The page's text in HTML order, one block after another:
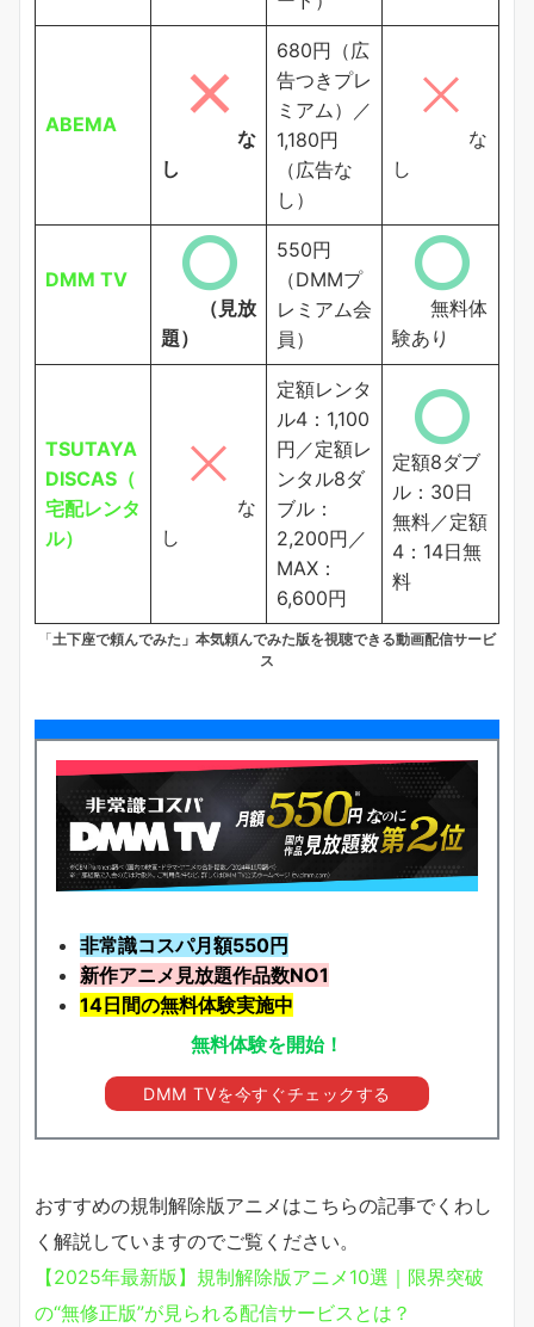
ABEMA
な
し
680円（広
告つきプレ
ミアム）／
1,180円
（広告な
し）
な
し
DMM TV
（見放
題）
550円
（DMMプ
レミアム会
員）
無料体
験あり
TSUTAYA
DISCAS（
宅配レンタ
ル）
な
し
定額レンタ
ル4：1,100
円／定額レ
ンタル8ダ
ブル：
2,200円／
MAX：
6,600円
定額8ダブ
ル：30日
無料／定額
4：14日無
料
「土下座で頼んでみた」本気頼んでみた版を視聴できる動画配信サービ
ス
非常識コスパ月額550円
新作アニメ見放題作品数NO1
14日間の無料体験実施中
無料体験を開始！
DMM TVを今すぐチェックする
おすすめの規制解除版アニメはこちらの記事でくわし
く解説していますのでご覧ください。
【2025年最新版】規制解除版アニメ10選｜限界突破
の“無修正版”が見られる配信サービスとは？